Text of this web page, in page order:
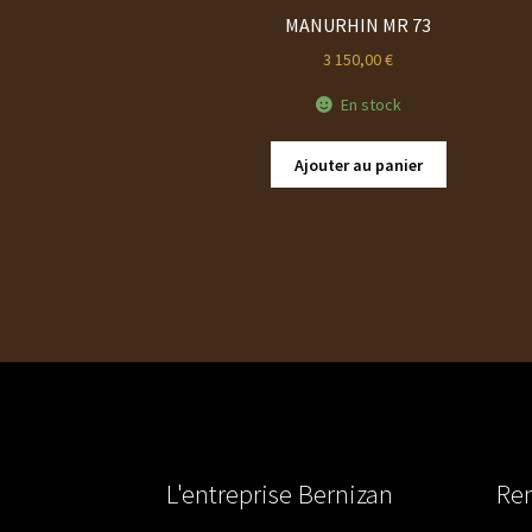
MANURHIN MR 73
3 150,00€
En stock
Ajouter au panier
L'entreprise Bernizan